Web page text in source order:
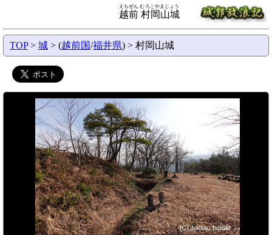
越前 村岡山城
えちぜん むろこやまじょう
TOP> 城 > (越前国/福井県) > 村岡山城